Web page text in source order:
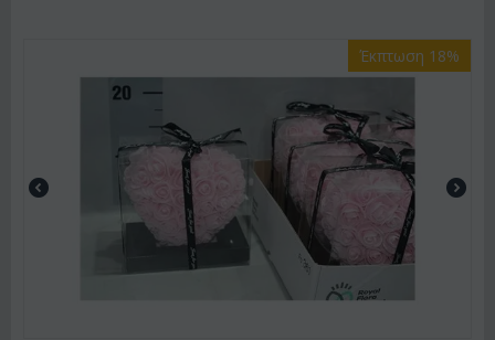
Έκπτωση 18%